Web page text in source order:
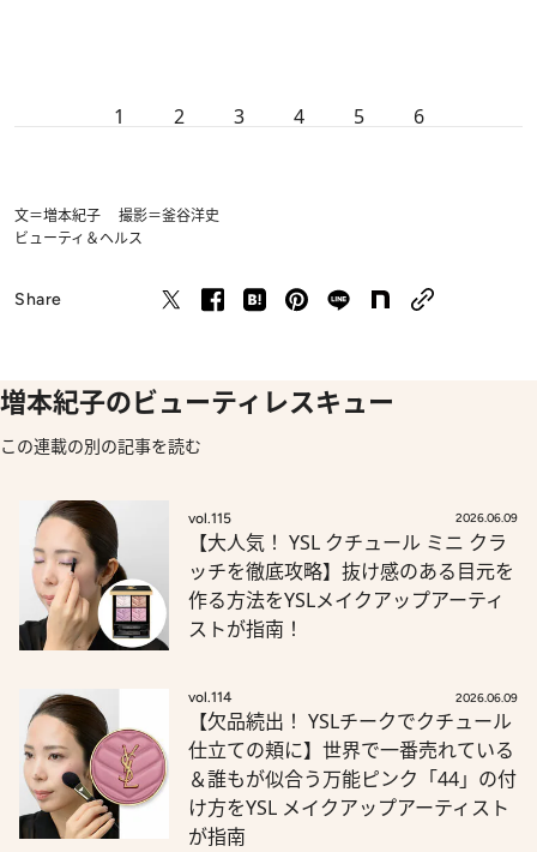
1 2 3 4 5 6
文＝増本紀子 撮影＝釜谷洋史
ビューティ＆ヘルス
Share
増本紀子のビューティレスキュー
この連載の別の記事を読む
vol.115 2026.06.09
【大人気！ YSL クチュール ミニ クラ
ッチを徹底攻略】抜け感のある目元を
作る方法をYSLメイクアップアーティ
ストが指南！
vol.114 2026.06.09
【欠品続出！ YSLチークでクチュール
仕立ての頬に】世界で一番売れている
＆誰もが似合う万能ピンク「44」の付
け方をYSL メイクアップアーティスト
が指南